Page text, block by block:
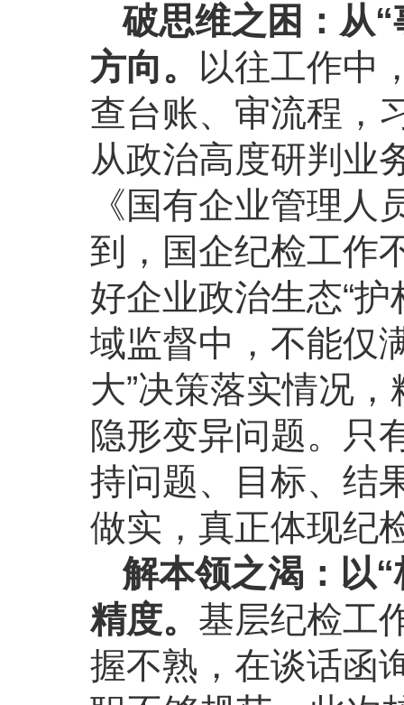
破思维之困：从
方向。 以往工作中
查台账、审流程，
从政治高度研判业
《国有企业管理
到，国企纪检工作
好企业政治生态“
域监督中，不能仅
大”决策落实情况
隐形变异问题。只
持问题、目标、结
做实，真正体现纪
解本领之渴：以
精度。 基层纪检工
握不熟，在谈话函